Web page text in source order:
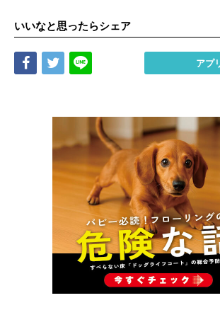
いいなと思ったらシェア
Share Tweet アプ